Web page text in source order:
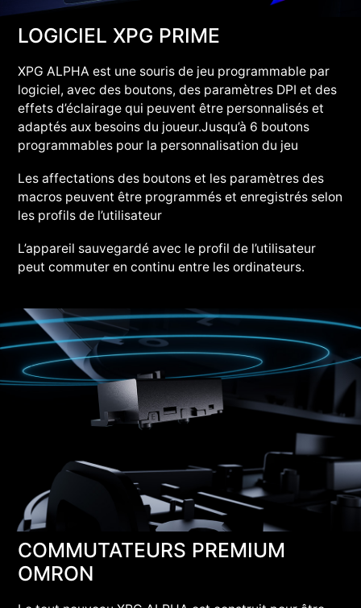
LOGICIEL XPG PRIME
XPG ALPHA est une souris de jeu programmable par
logiciel, avec des boutons, des paramètres DPI et des
effets d’éclairage qui peuvent être personnalisés et
adaptés aux besoins du joueur.Jusqu’à 6 boutons
programmables pour la personnalisation du jeu
Les affectations des boutons et les paramètres des
macros peuvent être programmés et enregistrés selon
les profils de l’utilisateur
L’appareil sauvegardé avec le profil de l’utilisateur
peut commuter en continu entre les ordinateurs.
COMMUTATEURS PREMIUM
OMRON